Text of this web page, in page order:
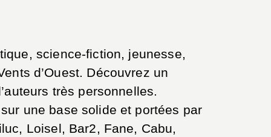
science-fiction, jeunesse,
d’Ouest. Découvrez un
très personnelles.
une base solide et portées par
Loisel, Bar2, Fane, Cabu,